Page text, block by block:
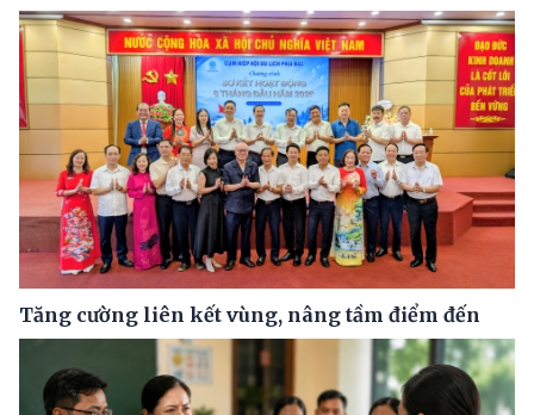
Tăng cường liên kết vùng, nâng tầm điểm đến